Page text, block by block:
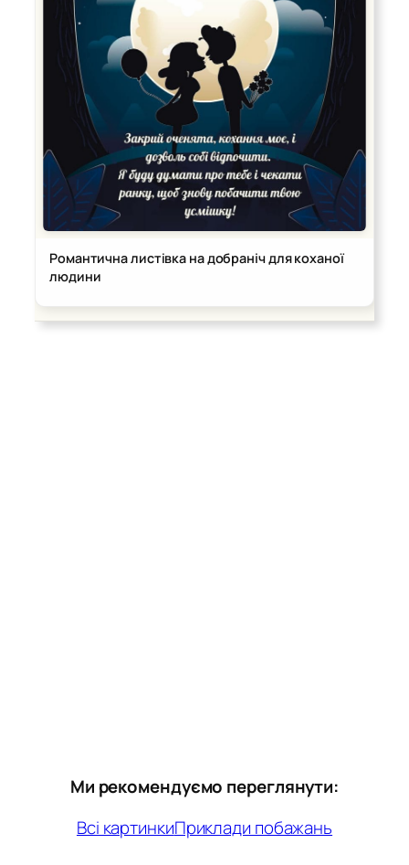
Романтична листівка на добраніч для коханої
людини
Ми рекомендуємо переглянути:
Всі картинкиПриклади побажань